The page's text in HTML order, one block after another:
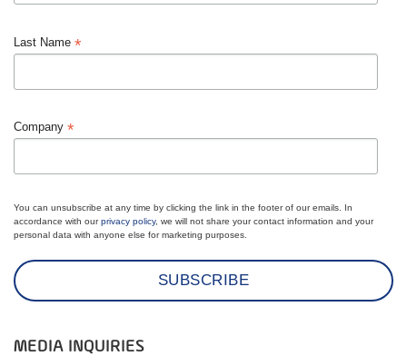
Last Name *
Company *
You can unsubscribe at any time by clicking the link in the footer of our emails. In
accordance with ourprivacy policy, we will not share your contact information and your
personal data with anyone else for marketing purposes.
MEDIA INQUIRIES